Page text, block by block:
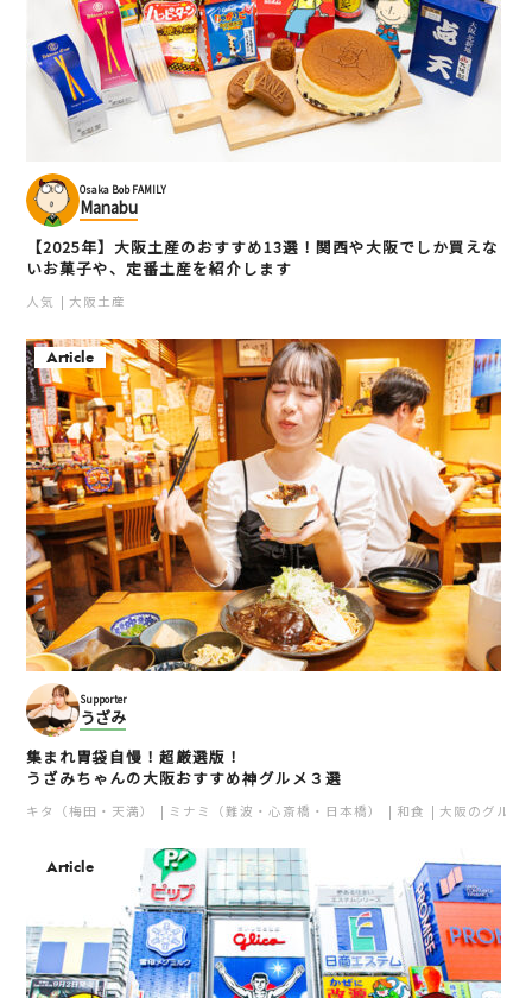
Osaka Bob FAMILY
Manabu
【2025年】大阪土産のおすすめ13選！関西や大阪でしか買えな
いお菓子や、定番土産を紹介します
人気 大阪土産
Article
Supporter
うざみ
集まれ胃袋自慢！超厳選版！
うざみちゃんの大阪おすすめ神グルメ３選
キタ（梅田・天満） ミナミ（難波・心斎橋・日本橋） 和食 大阪のグルメ
Article